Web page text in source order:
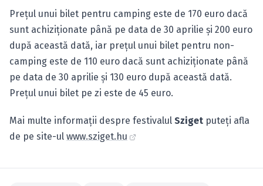
Preţul unui bilet pentru camping este de 170 euro dacă
sunt achiziţionate până pe data de 30 aprilie şi 200 euro
după această dată, iar preţul unui bilet pentru non-
camping este de 110 euro dacă sunt achiziţionate până
pe data de 30 aprilie şi 130 euro după această dată.
Preţul unui bilet pe zi este de 45 euro.
Mai multe informații despre festivalul Sziget puteți afla
de pe site-ul www.sziget.hu